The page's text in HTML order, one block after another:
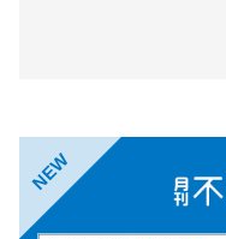
NEW